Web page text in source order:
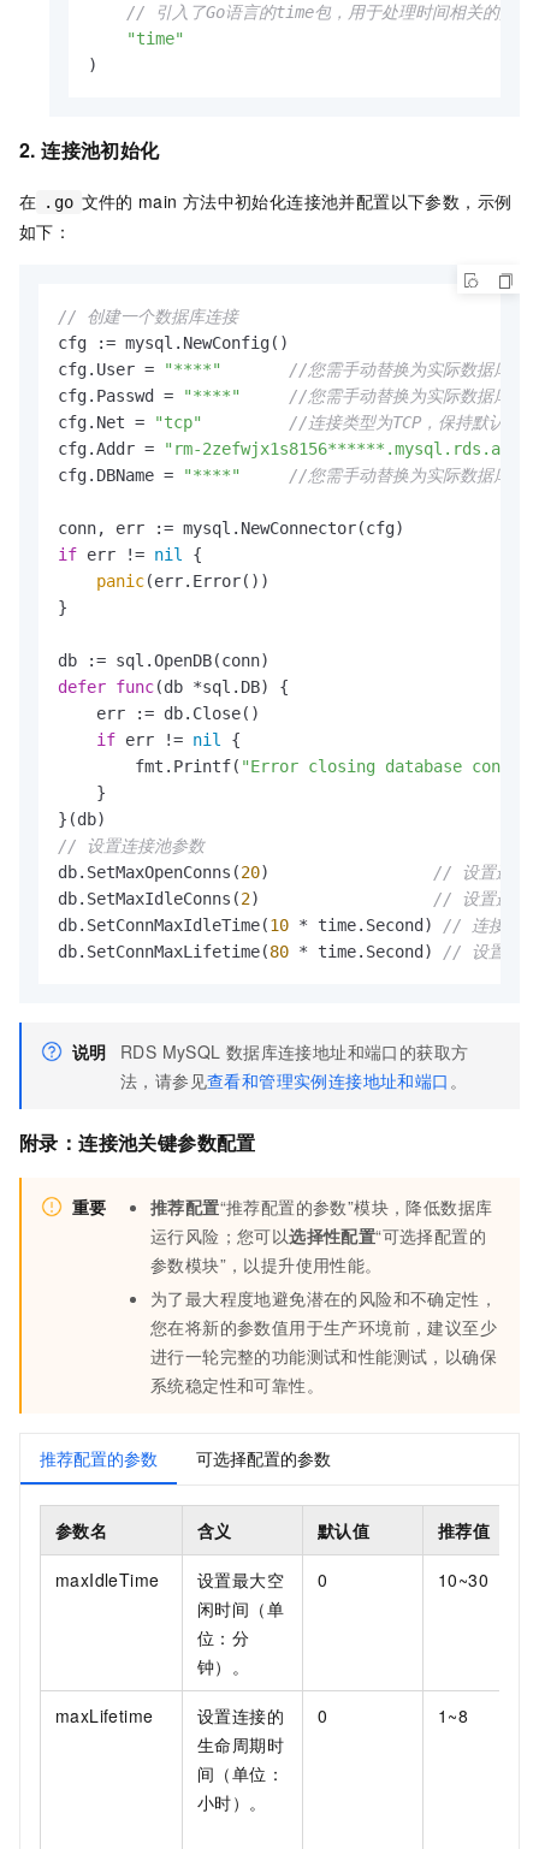
// 引入了Go语言的time包，用于处理时间相关的操作
"time"
)
2. 连接池初始化
在 .go 文件的 main 方法中初始化连接池并配置以下参数，示例
如下：
// 创建一个数据库连接
cfg := mysql.NewConfig()
cfg.User =
"****"
//您需手动替换为实际数据库用
cfg.Passwd =
"****"
//您需手动替换为实际数据库密
cfg.Net =
"tcp"
//连接类型为TCP，保持默认，
cfg.Addr =
"rm-
cfg.DBName =
"****" //您需手动替换为实际数据库名
if err != nil
{
panic(err.Error())
}
defer func(db *sql.DB)
{
    err := db.Close()
if err != nil
{
        fmt.Printf(
"Error closing database
    }
// 设置连接池参数
db.SetMaxOpenConns(20)
// 设置连接
db.SetMaxIdleConns(2)
// 设置连接
db.SetConnMaxIdleTime(10 * time.Second)
// 连接在连
db.SetConnMaxLifetime(80 * time.Second) // 设置连接
说明 RDS MySQL 数据库连接地址和端口的获取方
法，请参见查看和管理实例连接地址和端口 。
附录：连接池关键参数配置
重要 推荐配置“推荐配置的参数”模块，降低数据库
运行风险；您可以选择性配置“可选择配置的
参数模块”，以提升使用性能。
为了最大程度地避免潜在的风险和不确定性，
您在将新的参数值用于生产环境前，建议至少
进行一轮完整的功能测试和性能测试，以确保
系统稳定性和可靠性。
推荐配置的参数 可选择配置的参数
参数名 含义 默认值 推荐值
maxIdleTime
设置最大空
闲时间（单
位：分
钟）。
0 10~30
maxLifetime
设置连接的
生命周期时
间（单位：
小时）。
0 1~8